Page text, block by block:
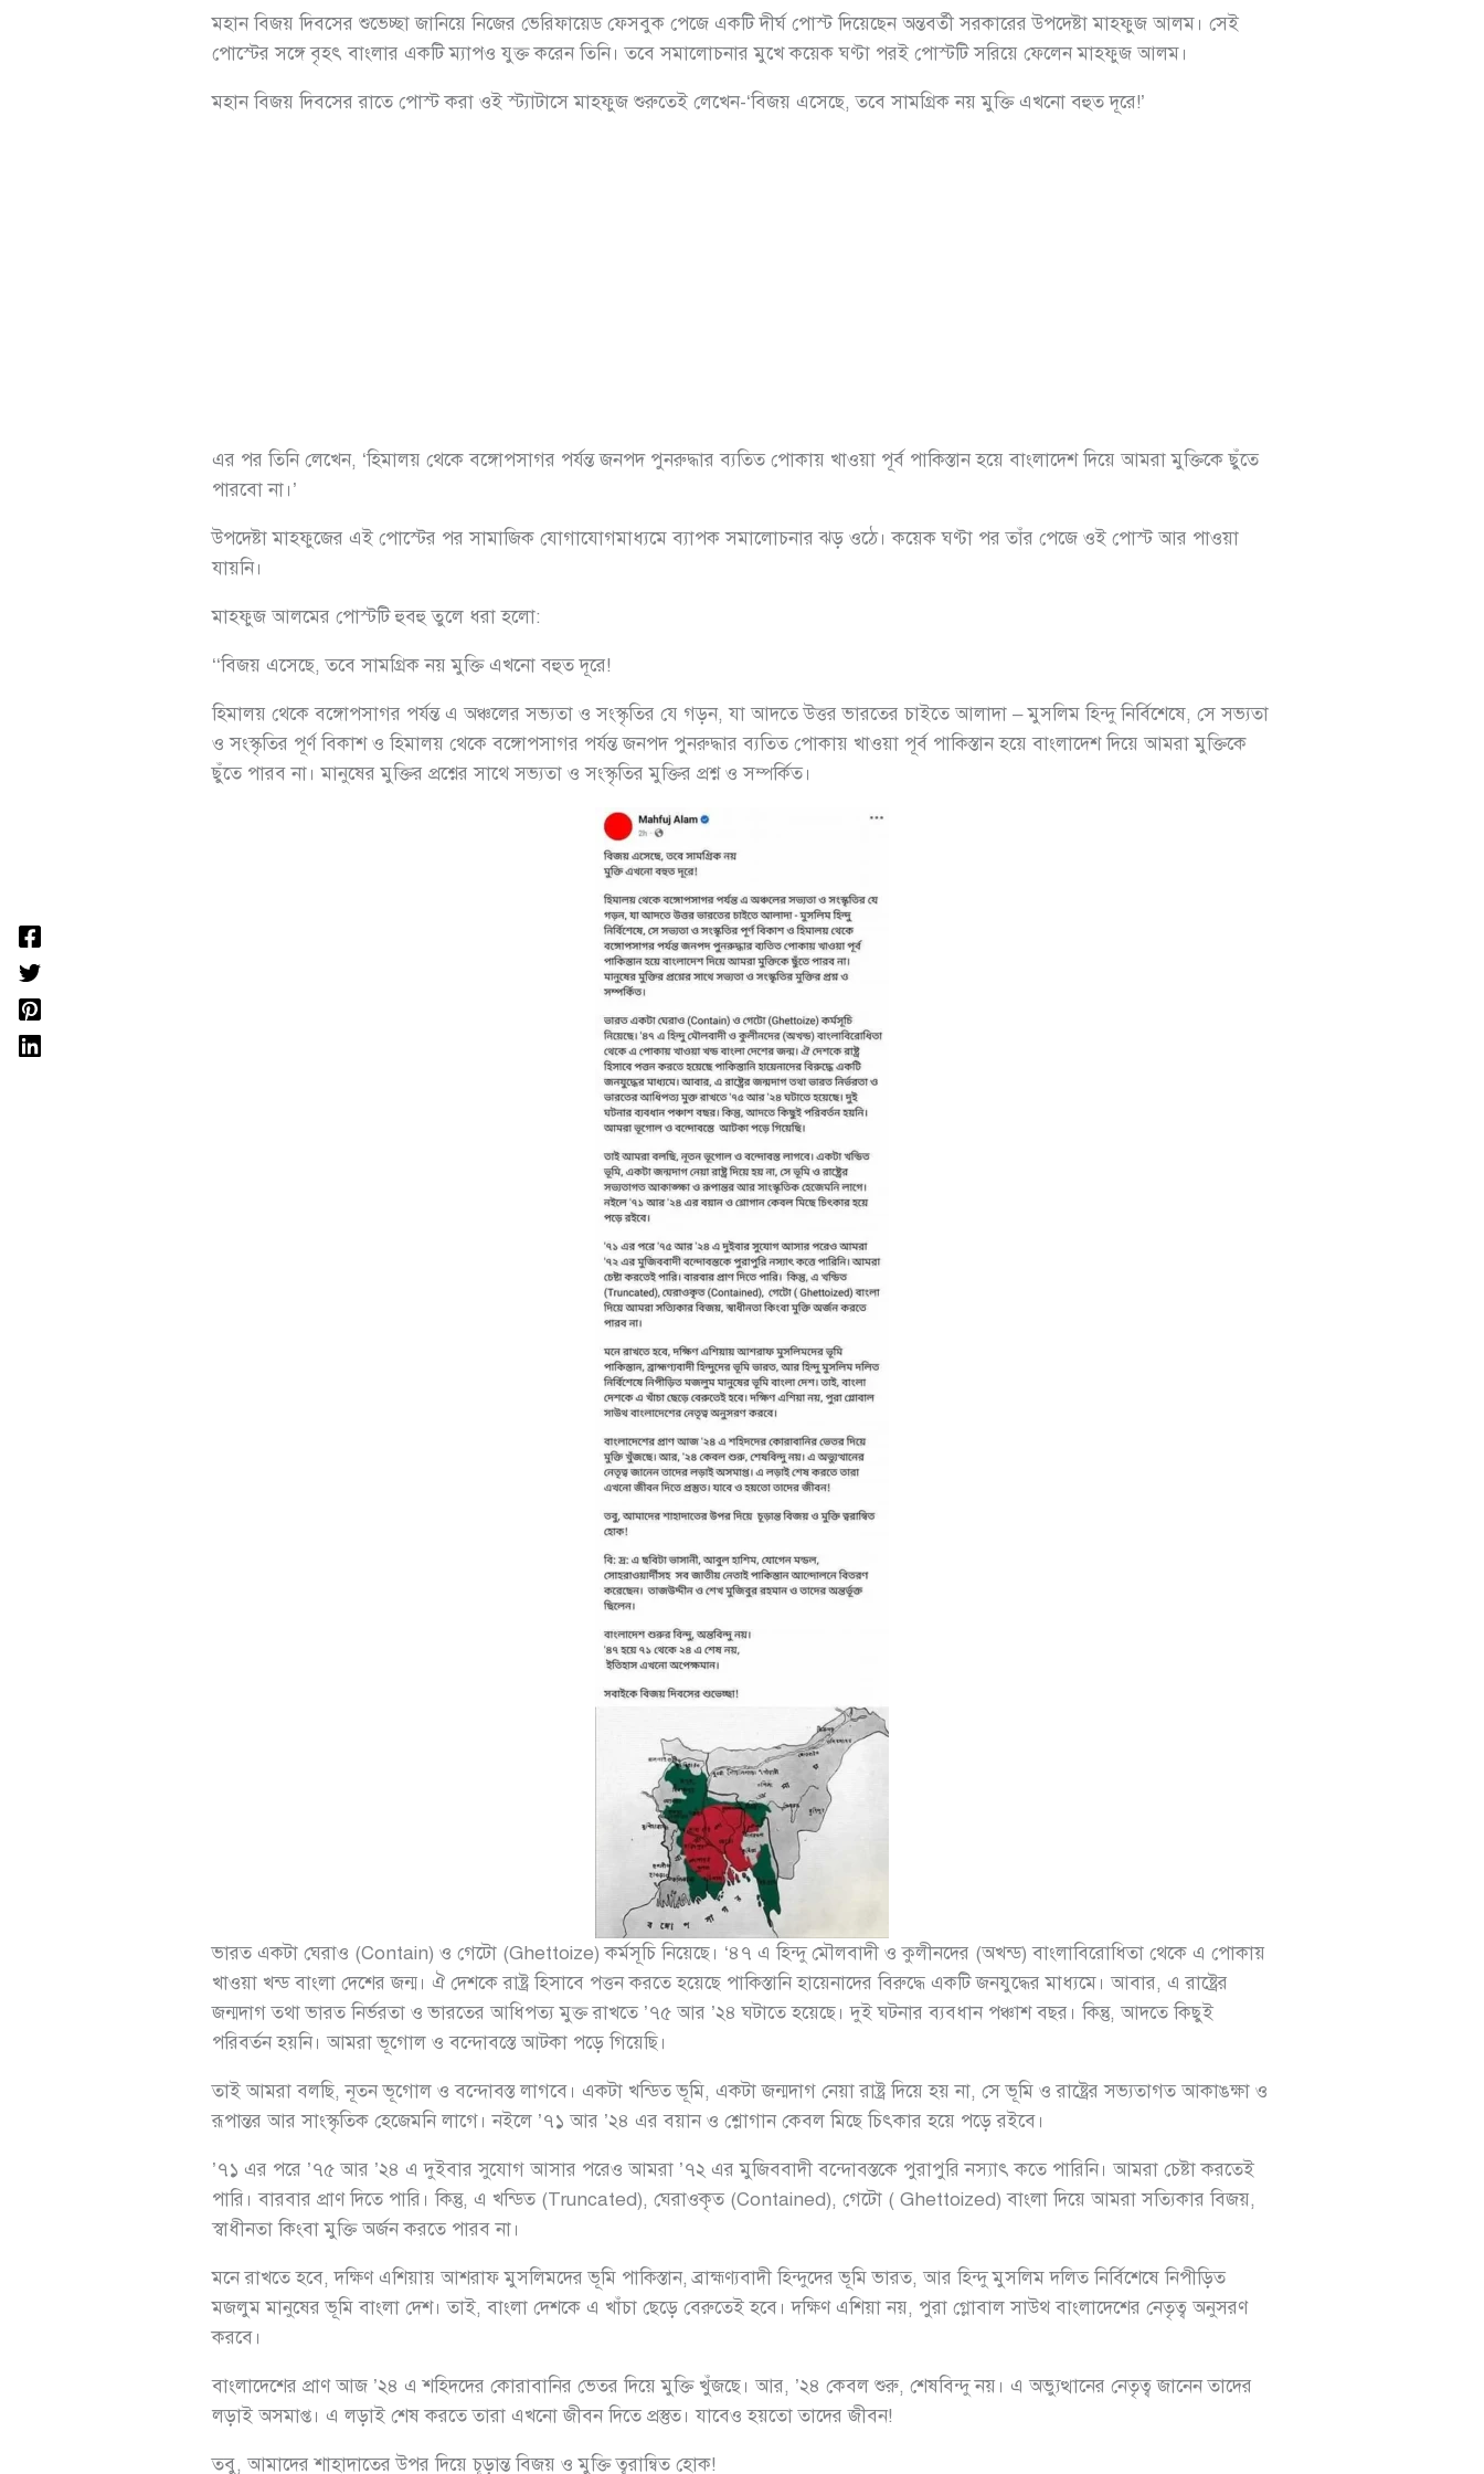
মহান বিজয় দিবসের শুভেচ্ছা জানিয়ে নিজের ভেরিফায়েড ফেসবুক পেজে একটি দীর্ঘ পোস্ট দিয়েছেন অন্তবর্তী সরকারের উপদেষ্টা মাহফুজ আলম। সেই
পোস্টের সঙ্গে বৃহৎ বাংলার একটি ম্যাপও যুক্ত করেন তিনি। তবে সমালোচনার মুখে কয়েক ঘণ্টা পরই পোস্টটি সরিয়ে ফেলেন মাহফুজ আলম।
মহান বিজয় দিবসের রাতে পোস্ট করা ওই স্ট্যাটাসে মাহফুজ শুরুতেই লেখেন-‘বিজয় এসেছে, তবে সামগ্রিক নয় মুক্তি এখনো বহুত দূরে!’
এর পর তিনি লেখেন, ‘হিমালয় থেকে বঙ্গোপসাগর পর্যন্ত জনপদ পুনরুদ্ধার ব্যতিত পোকায় খাওয়া পূর্ব পাকিস্তান হয়ে বাংলাদেশ দিয়ে আমরা মুক্তিকে ছুঁতে
পারবো না।’
উপদেষ্টা মাহফুজের এই পোস্টের পর সামাজিক যোগাযোগমাধ্যমে ব্যাপক সমালোচনার ঝড় ওঠে। কয়েক ঘণ্টা পর তাঁর পেজে ওই পোস্ট আর পাওয়া
যায়নি।
মাহফুজ আলমের পোস্টটি হুবহু তুলে ধরা হলো:
‘‘বিজয় এসেছে, তবে সামগ্রিক নয় মুক্তি এখনো বহুত দূরে!
হিমালয় থেকে বঙ্গোপসাগর পর্যন্ত এ অঞ্চলের সভ্যতা ও সংস্কৃতির যে গড়ন, যা আদতে উত্তর ভারতের চাইতে আলাদা – মুসলিম হিন্দু নির্বিশেষে, সে সভ্যতা
ও সংস্কৃতির পূর্ণ বিকাশ ও হিমালয় থেকে বঙ্গোপসাগর পর্যন্ত জনপদ পুনরুদ্ধার ব্যতিত পোকায় খাওয়া পূর্ব পাকিস্তান হয়ে বাংলাদেশ দিয়ে আমরা মুক্তিকে
ছুঁতে পারব না। মানুষের মুক্তির প্রশ্নের সাথে সভ্যতা ও সংস্কৃতির মুক্তির প্রশ্ন ও সম্পর্কিত।
ভারত একটা ঘেরাও (Contain) ও গেটো (Ghettoize) কর্মসূচি নিয়েছে। ‘৪৭ এ হিন্দু মৌলবাদী ও কুলীনদের (অখন্ড) বাংলাবিরোধিতা থেকে এ পোকায়
খাওয়া খন্ড বাংলা দেশের জন্ম। ঐ দেশকে রাষ্ট্র হিসাবে পত্তন করতে হয়েছে পাকিস্তানি হায়েনাদের বিরুদ্ধে একটি জনযুদ্ধের মাধ্যমে। আবার, এ রাষ্ট্রের
জন্মদাগ তথা ভারত নির্ভরতা ও ভারতের আধিপত্য মুক্ত রাখতে ’৭৫ আর ’২৪ ঘটাতে হয়েছে। দুই ঘটনার ব্যবধান পঞ্চাশ বছর। কিন্তু, আদতে কিছুই
পরিবর্তন হয়নি। আমরা ভূগোল ও বন্দোবস্তে আটকা পড়ে গিয়েছি।
তাই আমরা বলছি, নূতন ভূগোল ও বন্দোবস্ত লাগবে। একটা খন্ডিত ভূমি, একটা জন্মদাগ নেয়া রাষ্ট্র দিয়ে হয় না, সে ভূমি ও রাষ্ট্রের সভ্যতাগত আকাঙক্ষা ও
রূপান্তর আর সাংস্কৃতিক হেজেমনি লাগে। নইলে ’৭১ আর ’২৪ এর বয়ান ও শ্লোগান কেবল মিছে চিৎকার হয়ে পড়ে রইবে।
’৭১ এর পরে ’৭৫ আর ’২৪ এ দুইবার সুযোগ আসার পরেও আমরা ’৭২ এর মুজিববাদী বন্দোবস্তকে পুরাপুরি নস্যাৎ কতে পারিনি। আমরা চেষ্টা করতেই
পারি। বারবার প্রাণ দিতে পারি। কিন্তু, এ খন্ডিত (Truncated), ঘেরাওকৃত (Contained), গেটো ( Ghettoized) বাংলা দিয়ে আমরা সত্যিকার বিজয়,
স্বাধীনতা কিংবা মুক্তি অর্জন করতে পারব না।
মনে রাখতে হবে, দক্ষিণ এশিয়ায় আশরাফ মুসলিমদের ভূমি পাকিস্তান, ব্রাহ্মণ্যবাদী হিন্দুদের ভূমি ভারত, আর হিন্দু মুসলিম দলিত নির্বিশেষে নিপীড়িত
মজলুম মানুষের ভূমি বাংলা দেশ। তাই, বাংলা দেশকে এ খাঁচা ছেড়ে বেরুতেই হবে। দক্ষিণ এশিয়া নয়, পুরা গ্লোবাল সাউথ বাংলাদেশের নেতৃত্ব অনুসরণ
করবে।
বাংলাদেশের প্রাণ আজ ’২৪ এ শহিদদের কোরাবানির ভেতর দিয়ে মুক্তি খুঁজছে। আর, ’২৪ কেবল শুরু, শেষবিন্দু নয়। এ অভ্যুত্থানের নেতৃত্ব জানেন তাদের
লড়াই অসমাপ্ত। এ লড়াই শেষ করতে তারা এখনো জীবন দিতে প্রস্তুত। যাবেও হয়তো তাদের জীবন!
তবু, আমাদের শাহাদাতের উপর দিয়ে চূড়ান্ত বিজয় ও মুক্তি ত্বরান্বিত হোক!